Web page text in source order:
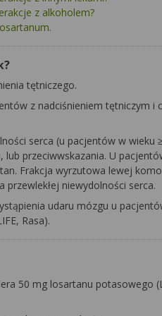
z alkoholem?
tętniczego.
z nadciśnieniem tętniczym
serca (u pacjentów w
lub przeciwwskazania. U
Frakcja wyrzutowa lewej
przewlekłej niewydolności serca.
udaru mózgu u
Rasa).
50 mg losartanu potasowego